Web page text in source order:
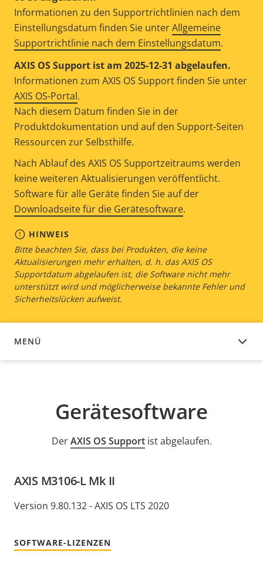
Informationen zu den Supportrichtlinien nach dem
Einstellungsdatum finden Sie unterAllgemeine
Supportrichtlinie nach dem Einstellungsdatum.
AXIS OS Support ist am 2025-12-31 abgelaufen.
Informationen zum AXIS OS Support finden Sie unter
AXIS OS-Portal.
Nach diesem Datum finden Sie in der
Produktdokumentation und auf den Support-Seiten
Ressourcen zur Selbsthilfe.
Nach Ablauf des AXIS OS Supportzeitraums werden
keine weiteren Aktualisierungen veröffentlicht.
Software für alle Geräte finden Sie auf der
Downloadseite für die Gerätesoftware.
HINWEIS
Bitte beachten Sie, dass bei Produkten, die keine
Aktualisierungen mehr erhalten, d. h. das AXIS OS
Supportdatum abgelaufen ist, die Software nicht mehr
unterstützt wird und möglicherweise bekannte Fehler und
Sicherheitslücken aufweist.
MENÜ
GERÄTESOFTWARE
Gerätesoftware
DerAXIS OS Supportist abgelaufen.
AXIS M3106-L Mk II
Version 9.80.132 - AXIS OS LTS 2020
SOFTWARE-LIZENZEN